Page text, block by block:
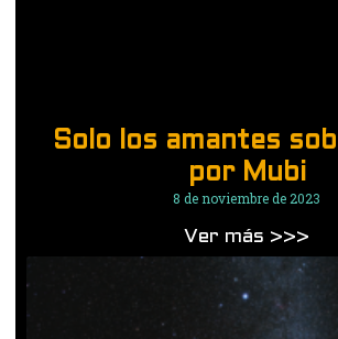
Solo los amantes
por Mubi
8 de noviembre de 2023
Ver más >>>